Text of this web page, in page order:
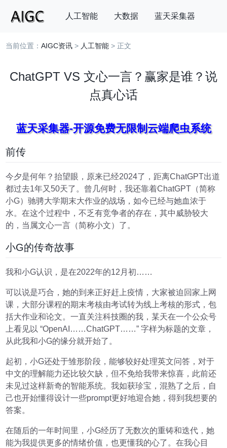
人工智能 大数据 蓝天采集器
搜索
当前位置：AIGC资讯 > 人工智能 > 正文
ChatGPT VS 文心一言？赢家是谁？说
点真心话
蓝天采集器-开源免费无限制云端爬虫系统
前传
今夕是何年？抬望眼，原来已经2024了，距离ChatGPT出道
都过去1年又50天了。曾几何时，我还靠着ChatGPT（简称
小G）驰骋大学期末大作业的战场，如今已经与她血浓于
水。在这个过程中，不乏有竞争者的存在，其中威胁较大
的，当属文心一言（简称小文）了。
小G的传奇故事
我和小G认识，是在2022年的12月初……
可以说是巧合，她的到来正好赶上疫情，大家被迫回家上网
课，大部分课程的期末考核由考试转为线上考核的形式，包
括大作业和论文。一直关注科技圈的我，某天在一个公众号
上看见以 “OpenAI……ChatGPT……” 字样为标题的文章，
从此我和小G的缘分就开始了。
起初，小G还处于雏形阶段，能够较好处理英文问答，对于
中文的理解能力还比较欠缺，但不免给我带来惊喜，此前还
未见过这样新奇的智能系统。我如获珍宝，混熟了之后，自
己也开始懂得设计一些prompt更好地迎合她，得到我想要的
答案。
在随后的一年时间里，小G经历了无数次的重铸和迭代，她
能为我提供更多的情绪价值，也更懂我的心了。在我心目